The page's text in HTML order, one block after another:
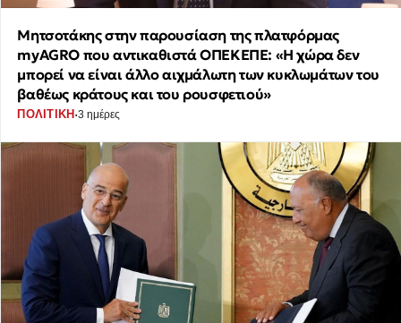
Μητσοτάκης στην παρουσίαση της πλατφόρμας
myAGRO που αντικαθιστά ΟΠΕΚΕΠΕ: «Η χώρα δεν
μπορεί να είναι άλλο αιχμάλωτη των κυκλωμάτων του
βαθέως κράτους και του ρουσφετιού»
ΠΟΛΙΤΙΚΗ ·3 ημέρες